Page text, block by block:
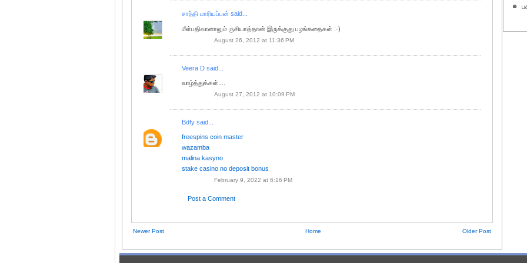
சாந்தி மாரியப்பன் said...
மீள்பதிவானாலும் ருசியாத்தான் இருக்குது பழங்கதைகள் :-)
August 26, 2012 at 11:36 PM
Veera D said...
வாழ்த்துக்கள்....
August 27, 2012 at 10:09 PM
Bdfy said...
freespins coin master
wazamba
malina kasyno
stake casino no deposit bonus
February 9, 2022 at 6:16 PM
Post a Comment
Newer Post Older Post
Home